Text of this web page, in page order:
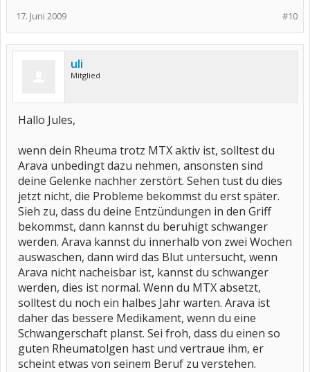
#10
17. Juni 2009
uli
Mitglied
Hallo Jules,
wenn dein Rheuma trotz MTX aktiv ist, solltest du
Arava unbedingt dazu nehmen, ansonsten sind
deine Gelenke nachher zerstört. Sehen tust du dies
jetzt nicht, die Probleme bekommst du erst später.
Sieh zu, dass du deine Entzündungen in den Griff
bekommst, dann kannst du beruhigt schwanger
werden. Arava kannst du innerhalb von zwei Wochen
auswaschen, dann wird das Blut untersucht, wenn
Arava nicht nacheisbar ist, kannst du schwanger
werden, dies ist normal. Wenn du MTX absetzt,
solltest du noch ein halbes Jahr warten. Arava ist
daher das bessere Medikament, wenn du eine
Schwangerschaft planst. Sei froh, dass du einen so
guten Rheumatolgen hast und vertraue ihm, er
scheint etwas von seinem Beruf zu verstehen.